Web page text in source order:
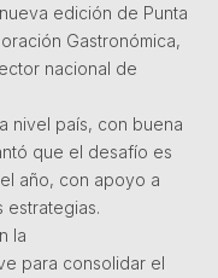
edición de Punta
Gastronómica,
nacional de
nivel país, con buena
que el desafío es
año, con apoyo a
estrategias.
la
para consolidar el